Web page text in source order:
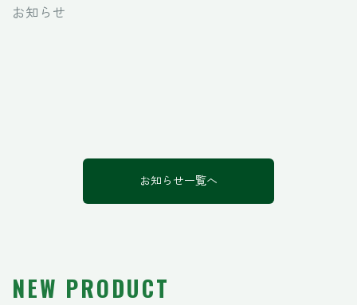
お知らせ
お知らせ一覧へ
NEW PRODUCT